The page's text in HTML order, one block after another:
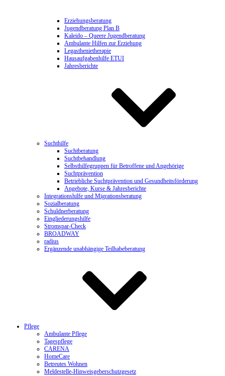
Erziehungsberatung
Jugendberatung Plan B
Kaleido – Queere Jugendberatung
Ambulante Hilfen zur Erziehung
Legasthenietherapie
Hausaufgabenhilfe ETUI
Jahresberichte
Suchthilfe
Suchtberatung
Suchtbehandlung
Selbsthilfegruppen für Betroffene und Angehörige
Suchtprävention
Betriebliche Suchtprävention und Gesundheitsförderung
Angebote, Kurse & Jahresberichte
Integrationshilfe und Migrationsberatung
Sozialberatung
Schuldnerberatung
Eingliederungshilfe
Stromspar-Check
BROADWAY
radius
Ergänzende unabhängige Teilhabeberatung
Pflege
Ambulante Pflege
Tagespflege
CARENA
HomeCare
Betreutes Wohnen
Meldestelle-Hinweisgeberschutzgesetz